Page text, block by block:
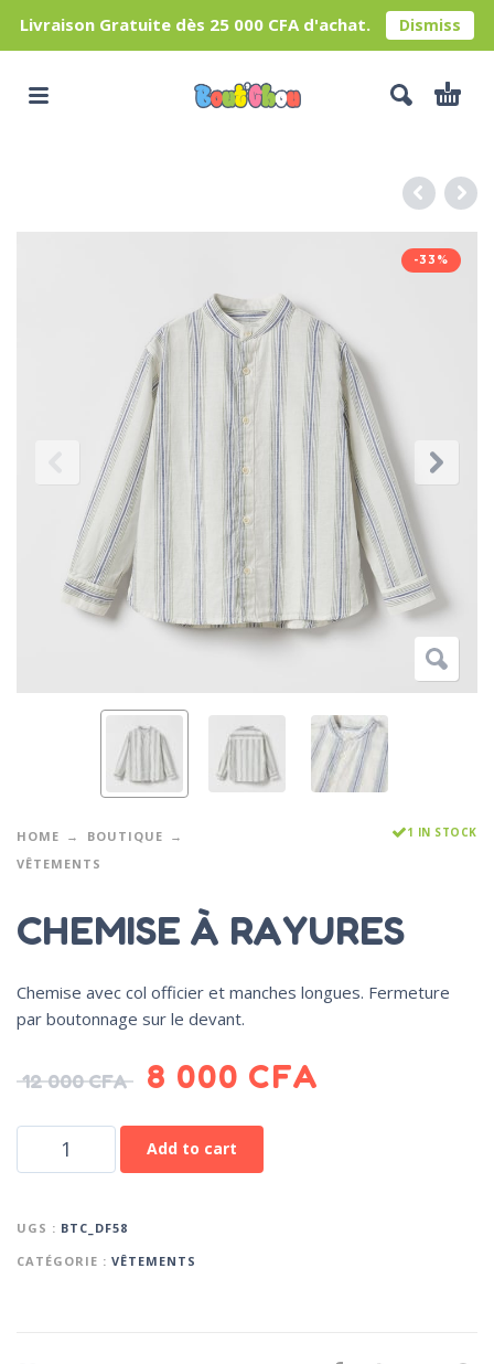
Livraison Gratuite dès 25 000 CFA d'achat. Dismiss
-33%
HOME
BOUTIQUE
VÊTEMENTS
1 IN STOCK
CHEMISE À RAYURES
Chemise avec col officier et manches longues. Fermeture
par boutonnage sur le devant.
12 000CFA 8 000 CFA
Add to cart
UGS : BTC_DF58
CATÉGORIE : VÊTEMENTS